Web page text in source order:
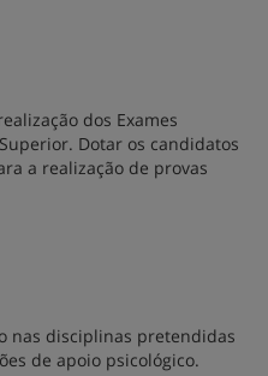
dos Exames
Dotar os candidatos
a realização de provas
nas disciplinas pretendidas
de apoio psicológico.